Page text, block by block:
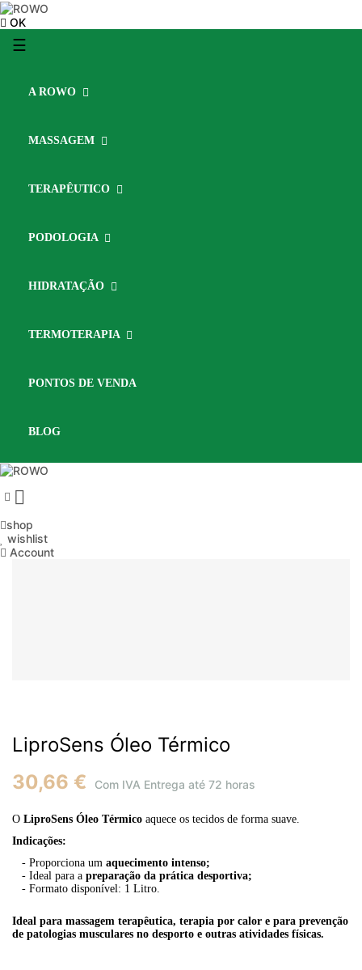
OK
Toggle
☰
A ROWO
MASSAGEM
TERAPÊUTICO
PODOLOGIA
HIDRATAÇÃO
TERMOTERAPIA
PONTOS DE VENDA
BLOG

shop
wishlist
Account
LiproSens Óleo Térmico
30,66 €
Com IVA Entrega até 72 horas
O LiproSens Óleo Térmico aquece os tecidos de forma suave.
Indicações:
- Proporciona um aquecimento intenso;
- Ideal para a preparação da prática desportiva;
- Formato disponível: 1 Litro.
Ideal para massagem terapêutica, terapia por calor e para prevenção
de patologias musculares no desporto e outras atividades físicas.